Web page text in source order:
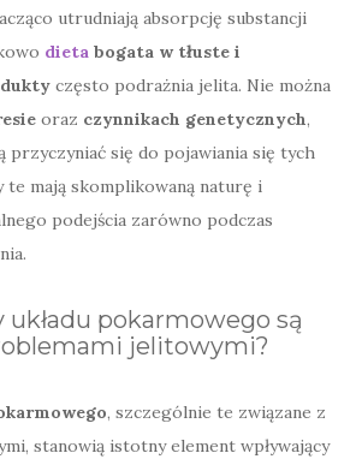
utrudniają absorpcję substancji
dieta bogata w tłuste i
często podrażnia jelita. Nie można
oraz czynnikach genetycznych,
się do pojawiania się tych
mają skomplikowaną naturę i
podejścia zarówno podczas
układu pokarmowego są
jelitowymi?
, szczególnie te związane z
stanowią istotny element wpływający